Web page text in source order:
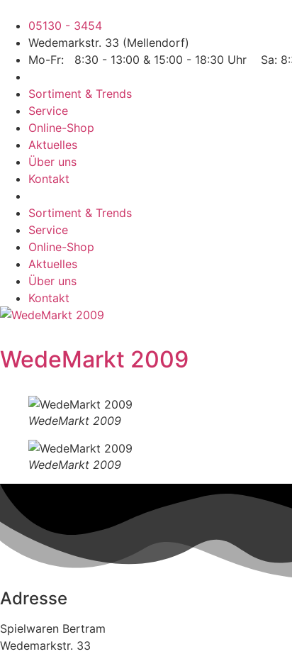
Inhalt
wechseln
05130 - 3454
Wedemarkstr. 33 (Mellendorf)
Mo-Fr: 8:30 - 13:00 & 15:00 - 18:30 Uhr Sa:
Sortiment & Trends
Service
Online-Shop
Aktuelles
Über uns
Kontakt
Sortiment & Trends
Service
Online-Shop
Aktuelles
Über uns
Kontakt
WedeMarkt 2009
WedeMarkt 2009
WedeMarkt 2009
Adresse
Spielwaren Bertram
Wedemarkstr. 33